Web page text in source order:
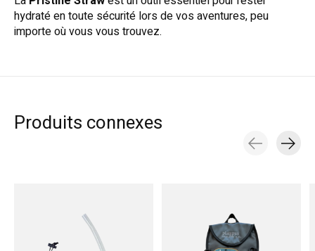
hydraté en toute sécurité lors de vos aventures, peu
importe où vous vous trouvez.
Produits connexes